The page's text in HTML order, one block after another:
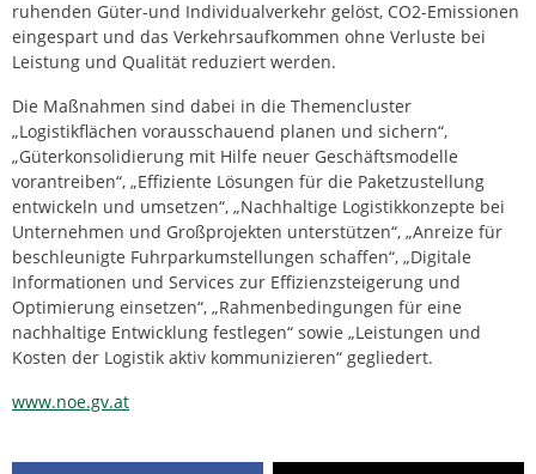
ruhenden Güter-und Individualverkehr gelöst, CO2-Emissionen
eingespart und das Verkehrsaufkommen ohne Verluste bei
Leistung und Qualität reduziert werden.
Die Maßnahmen sind dabei in die Themencluster
„Logistikflächen vorausschauend planen und sichern“,
„Güterkonsolidierung mit Hilfe neuer Geschäftsmodelle
vorantreiben“, „Effiziente Lösungen für die Paketzustellung
entwickeln und umsetzen“, „Nachhaltige Logistikkonzepte bei
Unternehmen und Großprojekten unterstützen“, „Anreize für
beschleunigte Fuhrparkumstellungen schaffen“, „Digitale
Informationen und Services zur Effizienzsteigerung und
Optimierung einsetzen“, „Rahmenbedingungen für eine
nachhaltige Entwicklung festlegen“ sowie „Leistungen und
Kosten der Logistik aktiv kommunizieren“ gegliedert.
www.noe.gv.at